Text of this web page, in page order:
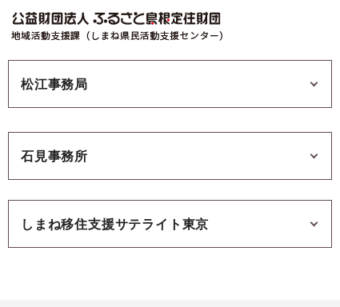
松江事務局
石見事務所
しまね移住支援サテライト東京